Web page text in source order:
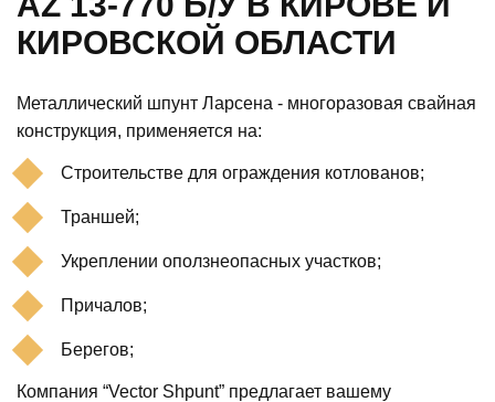
КИРОВСКОЙ ОБЛАСТИ
Металлический шпунт Ларсена - многоразовая свайная
конструкция, применяется на:
Строительстве для ограждения котлованов;
Траншей;
Укреплении оползнеопасных участков;
Причалов;
Берегов;
Компания “Vector Shpunt” предлагает вашему